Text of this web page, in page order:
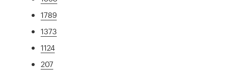
1789
1373
1124
207